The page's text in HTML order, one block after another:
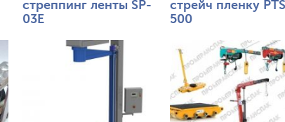
стреппинг ленты SP-
03E
стрейч пленку
500